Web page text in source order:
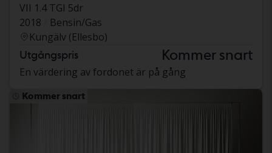
VII 1.4 TGI 5dr
2018
Bensin/Gas
Kungälv (Ellesbo)
Utgångspris Kommer snart
En värdering av fordonet är på gång
Kommer snart